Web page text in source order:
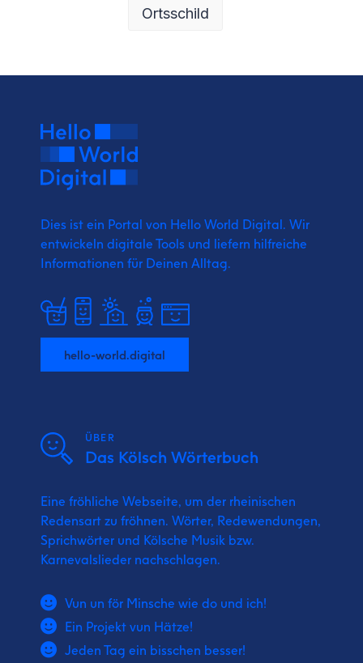
Ortsschild
Dies ist ein Portal von Hello World Digital. Wir
entwickeln digitale Tools und liefern hilfreiche
Informationen für Deinen Alltag.
hello-world.digital
ÜBER
Das Kölsch Wörterbuch
Eine fröhliche Webseite, um der rheinischen
Redensart zu fröhnen. Wörter, Redewendungen,
Sprichwörter und Kölsche Musik bzw.
Karnevalslieder nachschlagen.
Vun un för Minsche wie do und ich!
Ein Projekt vun Hätze!
Jeden Tag ein bisschen besser!